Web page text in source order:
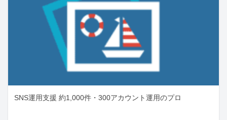
SNS運用支援 約1,000件・300アカウント運用のプロ